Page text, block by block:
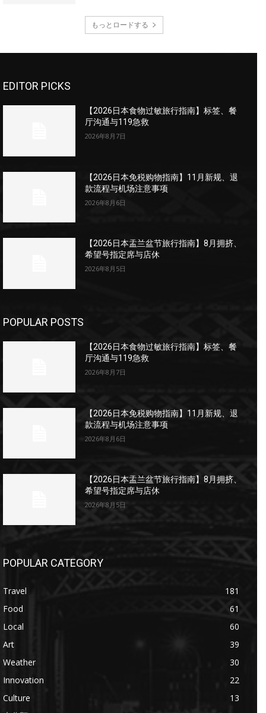
もっとロードする
EDITOR PICKS
【2026日本食物过敏旅行指南】标签、餐
厅沟通与119急救
2026年8月7日
【2026日本免税购物指南】11月新规、退
款流程与机场注意事项
2026年8月6日
【2026日本盂兰盆节旅行指南】8月拥挤、
希望号指定席与店休
2026年8月5日
POPULAR POSTS
【2026日本食物过敏旅行指南】标签、餐
厅沟通与119急救
2026年8月7日
【2026日本免税购物指南】11月新规、退
款流程与机场注意事项
2026年8月6日
【2026日本盂兰盆节旅行指南】8月拥挤、
希望号指定席与店休
2026年8月5日
POPULAR CATEGORY
Travel
181
Food
61
Local
60
Art
39
Weather
30
Innovation
22
Culture
13